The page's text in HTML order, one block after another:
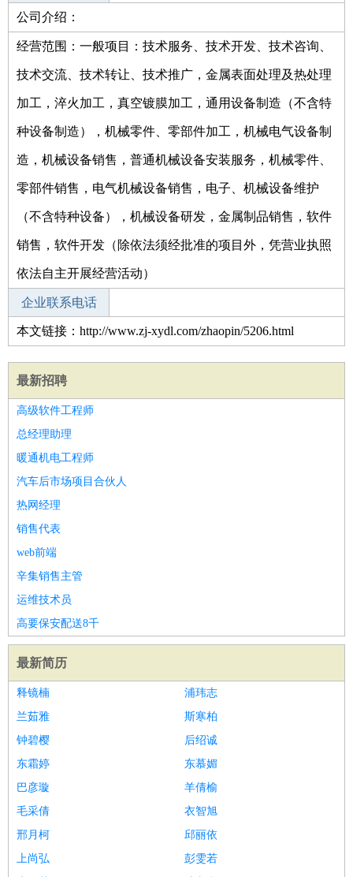
公司类型
独资)
公司介绍：
经营范围：一般项目：技术服务、技术开发、技术咨询、
技术交流、技术转让、技术推广，金属表面处理及热处理
加工，淬火加工，真空镀膜加工，通用设备制造（不含特
种设备制造），机械零件、零部件加工，机械电气设备制
造，机械设备销售，普通机械设备安装服务，机械零件、
零部件销售，电气机械设备销售，电子、机械设备维护
（不含特种设备），机械设备研发，金属制品销售，软件
销售，软件开发（除依法须经批准的项目外，凭营业执照
依法自主开展经营活动）
企业联系电话
本文链接：http://www.zj-xydl.com/zhaopin/5206.html
最新招聘
高级软件工程师
总经理助理
暖通机电工程师
汽车后市场项目合伙人
热网经理
销售代表
web前端
辛集销售主管
运维技术员
高要保安配送8千
最新简历
释镜楠
浦玮志
兰茹雅
斯寒柏
钟碧樱
后绍诚
东霜婷
东慕媚
巴彦璇
羊倩榆
毛采倩
衣智旭
邢月柯
邱丽依
上尚弘
彭雯若